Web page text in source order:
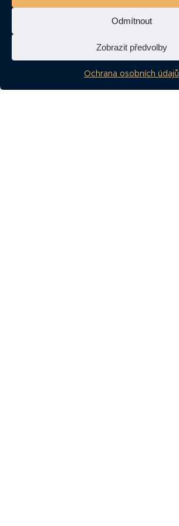
Odmítnout
Zobrazit předvolby
Ochrana osobních údajů
Rozsah: 37 stran
: červen 2026